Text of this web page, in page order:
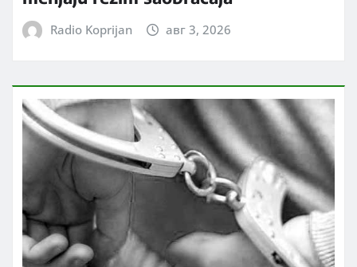
Radio Koprijan авг 3, 2026